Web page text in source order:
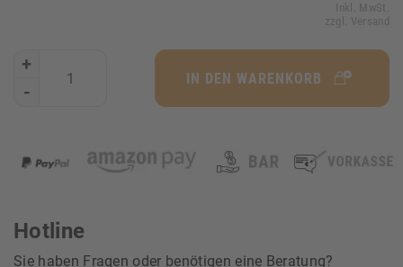
Inkl. MwSt.
zzgl. Versand
+
-
IN DEN WARENKORB
Hotline
Sie haben Fragen oder benötigen eine Beratung?